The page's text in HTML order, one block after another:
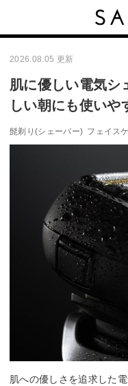
2026.08.05 更新
肌に優しい電気シ
しい朝にも使いや
髭剃り(シェーバー) フェイス
肌への優しさを追求した